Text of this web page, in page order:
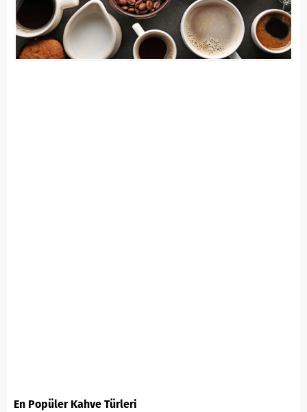
En Popüler Kahve Türleri